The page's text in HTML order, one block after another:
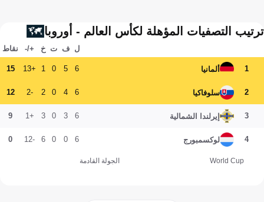
ترتيب التصفيات المؤهلة لكأس العالم - أوروبا
ل ف ت خ +/- نقاط
1 ألمانيا 6
5
0
1
+13
15
2 سلوفاكيا 6
4
0
2
-2
12
3 إيرلندا الشمالية 6
3
0
3
+1
9
4 لوكسمبورج 6
0
0
6
-12
0
World Cup الجولة القادمة